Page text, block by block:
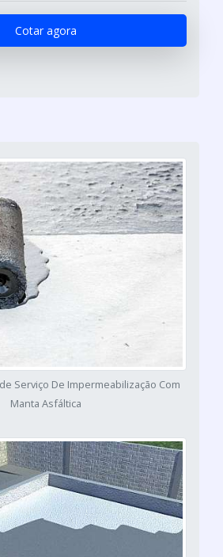
Cotar agora
Serviço De Impermeabilização Com
Manta Asfáltica